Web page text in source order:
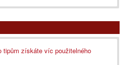
tipům získáte víc použitelného